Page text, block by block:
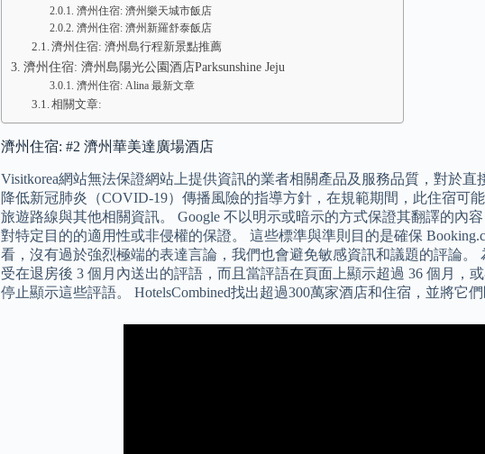
濟州住宿: 濟州樂天城市飯店
濟州住宿: 濟州新羅舒泰飯店
濟州住宿: 濟州島行程新景點推薦
濟州住宿: 濟州島陽光公園酒店Parksunshine Jeju
濟州住宿: Alina 最新文章
相關文章:
濟州住宿: #2 濟州華美達廣場酒店
Visitkorea網站無法保證網站上提供資訊的業者相關產品及服務品質，對於
降低新冠肺炎（COVID-19）傳播風險的指導方針，在規範期間，此住宿可
旅遊路線與其他相關資訊。 Google 不以明示或暗示的方式保證其翻譯的內
對特定目的的適用性或非侵權的保證。 這些標準與準則目的是確保
看，沒有過於強烈極端的表達言論，我們也會避免敏感資訊和議題的評論
受在退房後 3 個月內送出的評語，而且當評語在頁面上顯示超過 36 個月，
停止顯示這些評語。 HotelsCombined​找出超過300萬家酒店和住宿，並將它